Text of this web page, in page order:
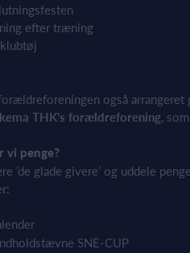
efter træning
også arrangeret
THK’s forældreforening ,
vi penge?
’de glade givere’ og uddele
SNE-CUP